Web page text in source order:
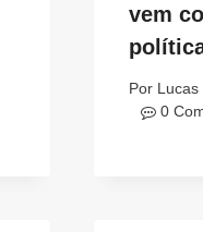
vem
Por Lucas
0